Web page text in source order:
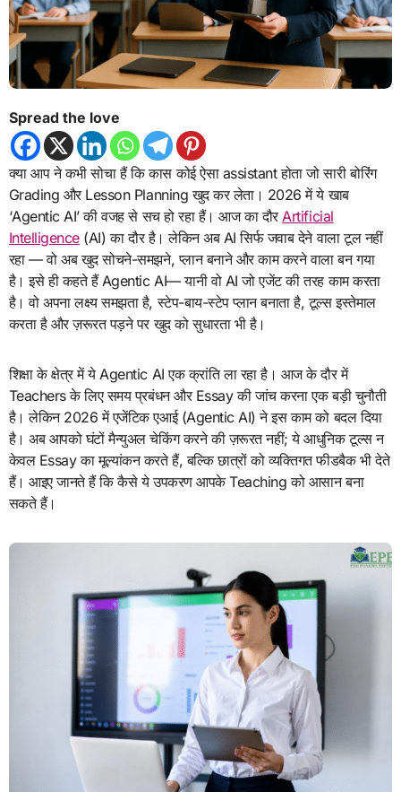
Spread the love
क्या आप ने कभी सोचा हैं कि कास कोई ऐसा assistant होता जो सारी बोरिंग
Grading और Lesson Planning खुद कर लेता। 2026 में ये खाब
‘Agentic AI’ की वजह से सच हो रहा हैं। आज का दौरArtificial
Intelligence(AI) का दौर है। लेकिन अब AI सिर्फ जवाब देने वाला टूल नहीं
रहा — वो अब खुद सोचने-समझने, प्लान बनाने और काम करने वाला बन गया
है। इसे ही कहते हैं Agentic AI— यानी वो AI जो एजेंट की तरह काम करता
है। वो अपना लक्ष्य समझता है, स्टेप-बाय-स्टेप प्लान बनाता है, टूल्स इस्तेमाल
करता है और ज़रूरत पड़ने पर खुद को सुधारता भी है।
शिक्षा के क्षेत्र में ये Agentic AI एक क्रांति ला रहा है। ​आज के दौर में
Teachers के लिए समय प्रबंधन और Essay की जांच करना एक बड़ी चुनौती
है। लेकिन 2026 में एजेंटिक एआई (Agentic AI) ने इस काम को बदल दिया
है। अब आपको घंटों मैन्युअल चेकिंग करने की ज़रूरत नहीं; ये आधुनिक टूल्स न
केवल Essay का मूल्यांकन करते हैं, बल्कि छात्रों को व्यक्तिगत फीडबैक भी देते
हैं। आइए जानते हैं कि कैसे ये उपकरण आपके Teaching को आसान बना
सकते हैं।